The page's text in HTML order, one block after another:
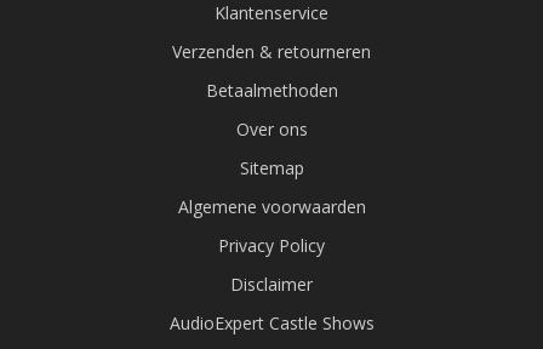
Klantenservice
Verzenden & retourneren
Betaalmethoden
Over ons
Sitemap
Algemene voorwaarden
Privacy Policy
Disclaimer
AudioExpert Castle Shows